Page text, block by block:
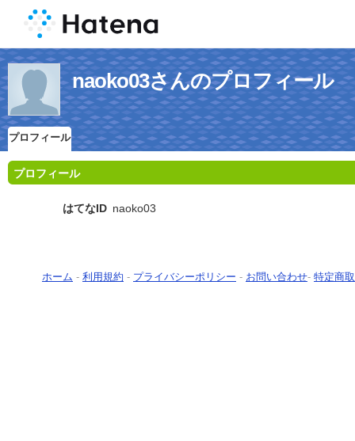
naoko03さんのプロフィール
プロフィール
プロフィール
はてなID naoko03
ホーム - 利用規約 - プライバシーポリシー - お問い合わせ- 特定商